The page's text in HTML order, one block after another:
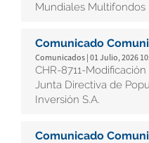
Mundiales Multifondos
Comunicado
Comunicados | 01 Julio, 2026
CHR-8711-
Junta Directiva de
Inversión S.A.
Comunicado